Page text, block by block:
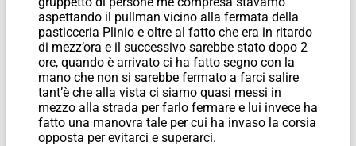
aspettando il pullman vicino alla fermata della
pasticceria Plinio e oltre al fatto che era in ritardo
di mezz’ora e il successivo sarebbe stato dopo 2
ore, quando è arrivato ci ha fatto segno con la
mano che non si sarebbe fermato a farci salire
tant’è che alla vista ci siamo quasi messi in
mezzo alla strada per farlo fermare e lui invece ha
fatto una manovra tale per cui ha invaso la corsia
opposta per evitarci e superarci.